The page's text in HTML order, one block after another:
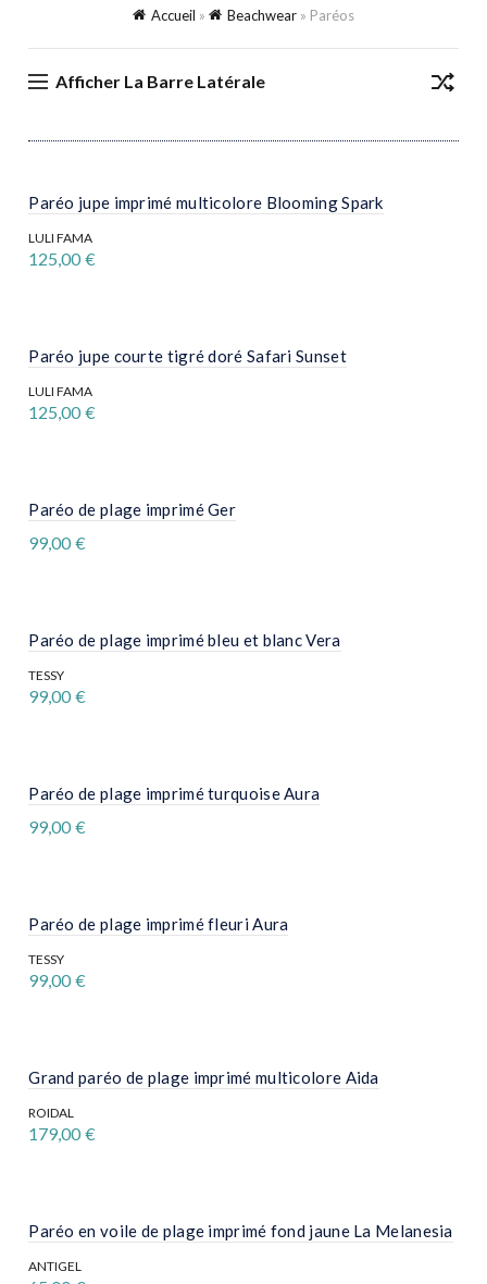
Accueil » Beachwear » Paréos
Afficher La Barre Latérale
Paréo jupe imprimé multicolore Blooming Spark
LULI FAMA
125,00 €
variations.
Les
options
peuvent
être
du
Paréo jupe courte tigré doré Safari Sunset
LULI FAMA
125,00 €
variations.
Les
options
la
page
produit
Paréo de plage imprimé Ger
99,00 €
Paréo de plage imprimé bleu et blanc Vera
TESSY
99,00 €
Paréo de plage imprimé turquoise Aura
99,00 €
Paréo de plage imprimé fleuri Aura
TESSY
99,00 €
Grand paréo de plage imprimé multicolore Aida
ROIDAL
179,00 €
Paréo en voile de plage imprimé fond jaune La Melanesia
ANTIGEL